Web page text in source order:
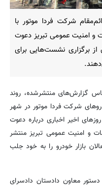
شرکت فردا موتور با
و امنیت عمومی تبریز دعوت
برگزاری نشست‌هایی برای
گزارش‌های منتشرشده، روند
شرکت فردا موتور در شهر
اخیر اخباری درباره دعوت
و امنیت عمومی تبریز منتشر
بازار خودرو را به خود جلب
معاون دادستان دادسرای